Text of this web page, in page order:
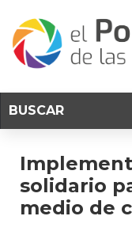
solidario
medio de